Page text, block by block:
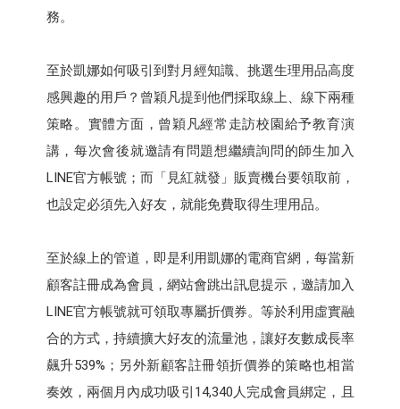
務。
至於凱娜如何吸引到對月經知識、挑選生理用品高度
感興趣的用戶？曾穎凡提到他們採取線上、線下兩種
策略。實體方面，曾穎凡經常走訪校園給予教育演
講，每次會後就邀請有問題想繼續詢問的師生加入
LINE官方帳號；而「見紅就發」販賣機台要領取前，
也設定必須先入好友，就能免費取得生理用品。
至於線上的管道，即是利用凱娜的電商官網，每當新
顧客註冊成為會員，網站會跳出訊息提示，邀請加入
LINE官方帳號就可領取專屬折價券。等於利用虛實融
合的方式，持續擴大好友的流量池，讓好友數成長率
飆升539%；另外新顧客註冊領折價券的策略也相當
奏效，兩個月內成功吸引14,340人完成會員綁定，且